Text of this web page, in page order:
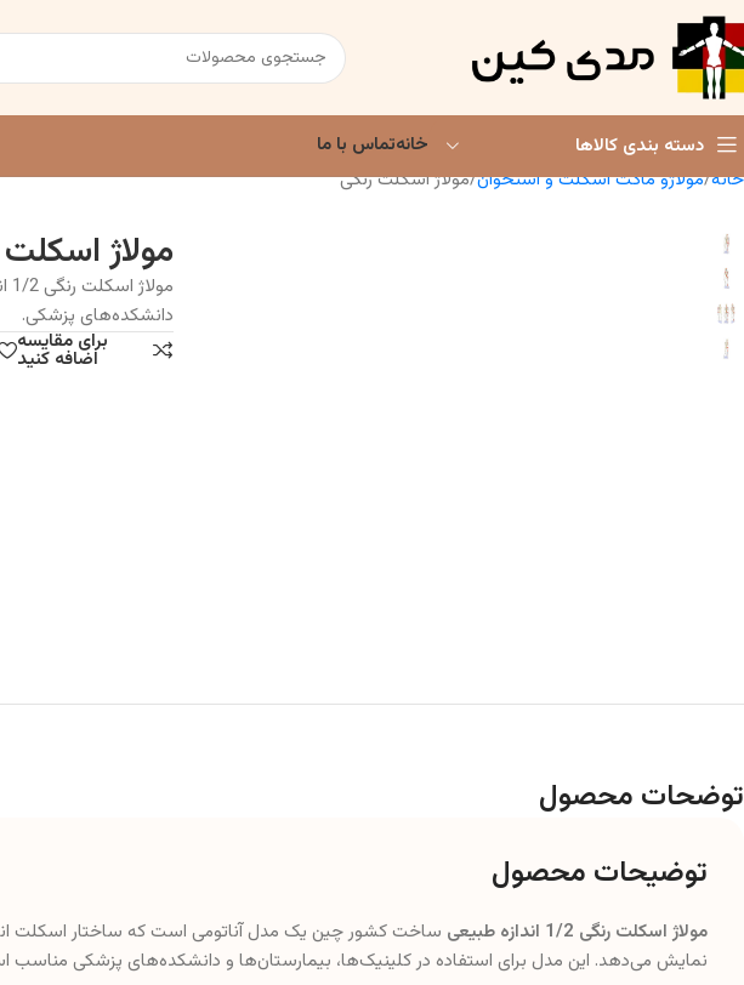
دسته بندی کالاها خانهتماس با ما
خانه مولاژو ماکت اسکلت و استخوان مولاژ اسکلت رنگی
مولاژ
دانشکده‌های پزشکی.
برای مقایسه
اضافه کنید
توضحات محصول
توضیحات محصول
مولاژ اسکلت رنگی 1/2 اندازه طبیعی
ساخت کشور چین یک مدل آناتومی است که ساختار اسکلت
نمایش می‌دهد. این مدل برای استفاده در کلینیک‌ها، بیمارستان‌ها و دانشکده‌های پزشکی مناسب